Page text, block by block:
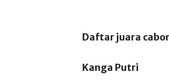
Daftar juara
Kanga Putri